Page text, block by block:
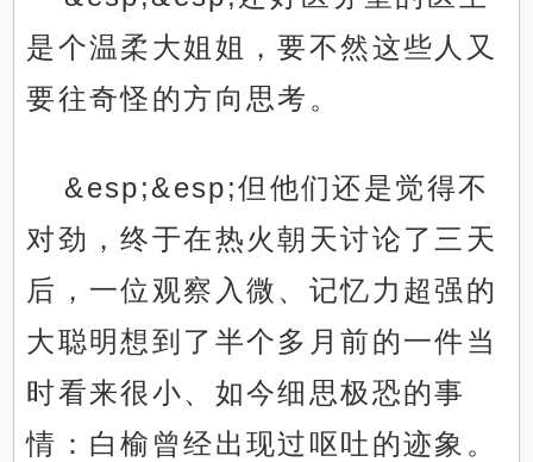
是个温柔大姐姐，要不然这些人又
要往奇怪的方向思考。
&esp;&esp;但他们还是觉得不
对劲，终于在热火朝天讨论了三天
后，一位观察入微、记忆力超强的
大聪明想到了半个多月前的一件当
时看来很小、如今细思极恐的事
情：白榆曾经出现过呕吐的迹象。